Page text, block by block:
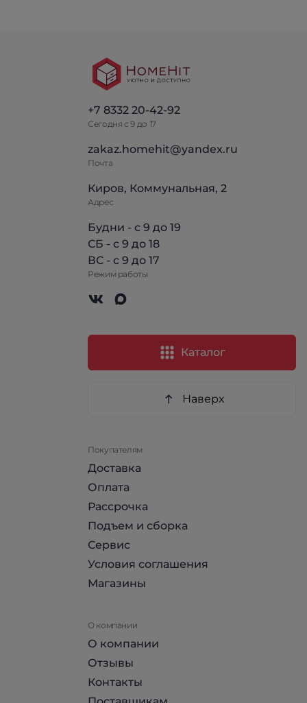
+7 8332 20-42-92
Сегодня с 9 до 17
zakaz.homehit@yandex.ru
Почта
Киров, Коммунальная, 2
Адрес
Будни - с 9 до 19
СБ - с 9 до 18
ВС - с 9 до 17
Режим работы
Каталог
Наверх
Покупателям
Доставка
Оплата
Рассрочка
Подъем и сборка
Сервис
Условия соглашения
Магазины
О компании
О компании
Отзывы
Контакты